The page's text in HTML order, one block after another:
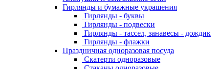
Гирлянды и бумажные украшения
Гирлянды - буквы
Гирлянды - подвески
Гирлянды - тассел, занавесы - дождик
Гирлянды - флажки
Праздничная одноразовая посуда
Скатерти одноразовые